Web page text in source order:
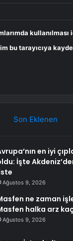
kullanılması
bu tarayıcıya
Son Eklenen
en iyi
İşte
Ağustos 9, 2026
ne zaman
halka arz
Ağustos 9, 2026